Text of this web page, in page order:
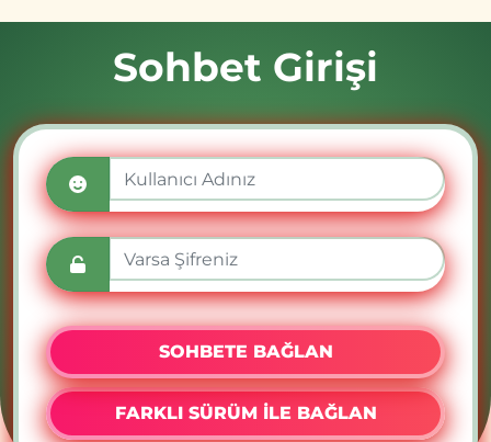
Sohbet Girişi
SOHBETE BAĞLAN
FARKLI SÜRÜM İLE BAĞLAN